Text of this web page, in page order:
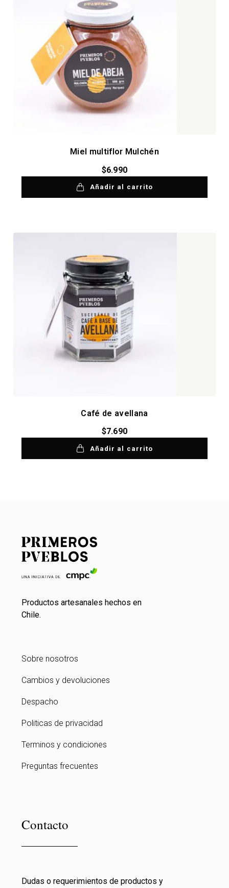
Miel multiflor Mulchén
$6.990
Añadir al carrito
Café de avellana
$7.690
Añadir al carrito
Productos artesanales hechos en
Chile.
Sobre nosotros
Cambios y devoluciones
Despacho
Politicas de privacidad
Terminos y condiciones
Preguntas frecuentes
Contacto
Dudas o requerimientos de productos y